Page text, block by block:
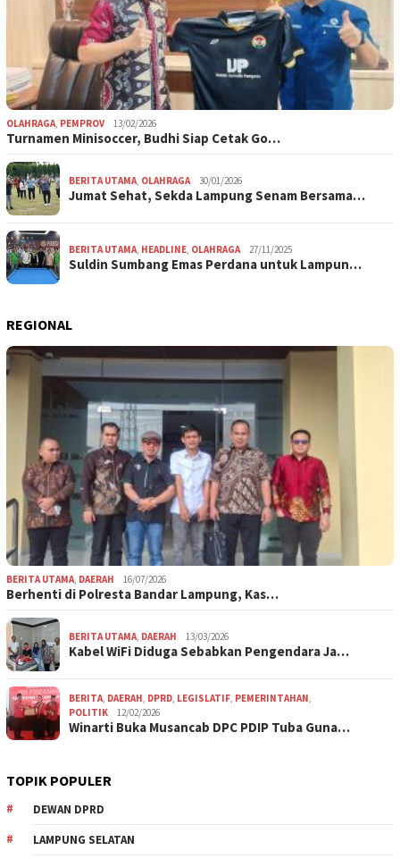
OLAHRAGA PEMPROV 13/02/2026
Turnamen Minisoccer, Budhi Siap Cetak Go…
BERITA UTAMA OLAHRAGA 30/01/2026
Jumat Sehat, Sekda Lampung Senam Bersama…
BERITA UTAMA HEADLINE OLAHRAGA 27/11/2025
Suldin Sumbang Emas Perdana untuk Lampun…
REGIONAL
BERITA UTAMA DAERAH 16/07/2026
Berhenti di Polresta Bandar Lampung, Kas…
BERITA UTAMA DAERAH 13/03/2026
Kabel WiFi Diduga Sebabkan Pengendara Ja…
BERITA DAERAH DPRD LEGISLATIF PEMERINTAHAN
POLITIK
12/02/2026
Winarti Buka Musancab DPC PDIP Tuba Guna…
TOPIK POPULER
DEWAN DPRD
LAMPUNG SELATAN